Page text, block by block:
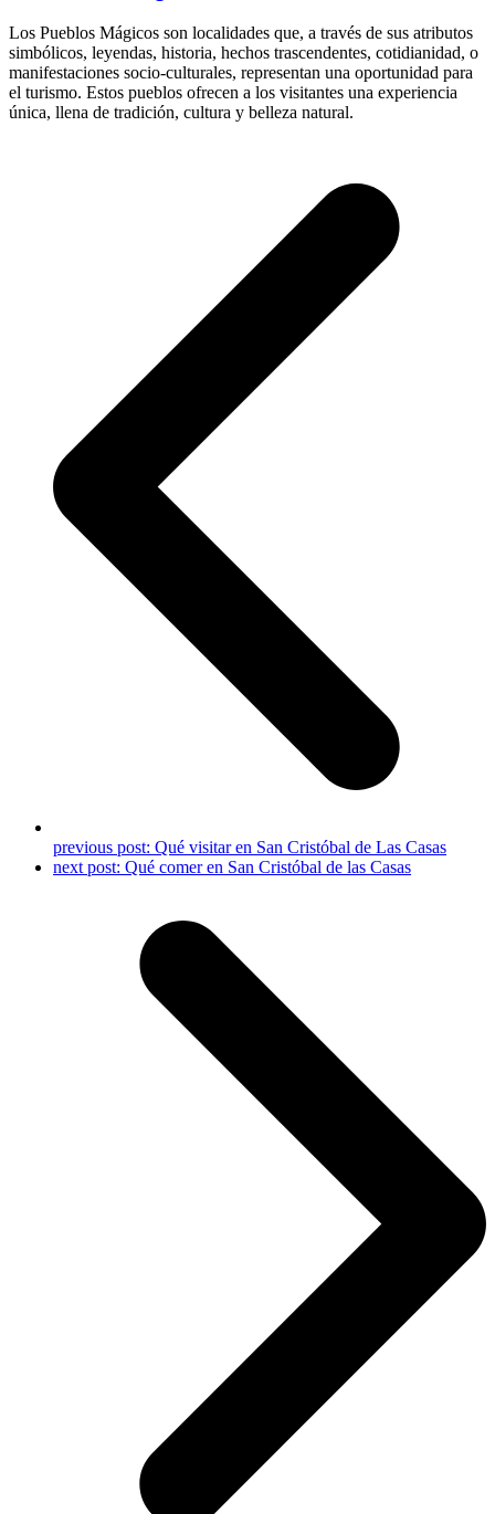
Los Pueblos Mágicos son localidades que, a través de sus atributos
simbólicos, leyendas, historia, hechos trascendentes, cotidianidad, o
manifestaciones socio-culturales, representan una oportunidad para
el turismo. Estos pueblos ofrecen a los visitantes una experiencia
única, llena de tradición, cultura y belleza natural.
previous post: Qué visitar en San Cristóbal de Las Casas
next post: Qué comer en San Cristóbal de las Casas